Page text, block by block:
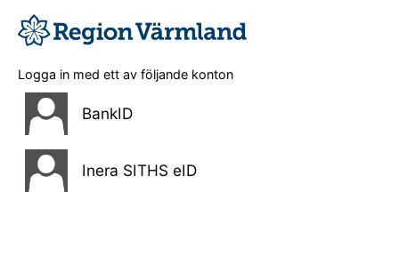
Logga in med ett av följande konton
BankID
Inera SITHS eID